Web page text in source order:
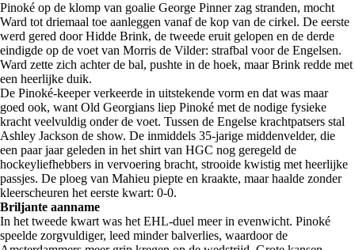
Pinoké op de klomp van goalie George Pinner zag stranden, mocht
Ward tot driemaal toe aanleggen vanaf de kop van de cirkel. De eerste
werd gered door Hidde Brink, de tweede eruit gelopen en de derde
eindigde op de voet van Morris de Vilder: strafbal voor de Engelsen.
Ward zette zich achter de bal, pushte in de hoek, maar Brink redde met
een heerlijke duik.
De Pinoké-keeper verkeerde in uitstekende vorm en dat was maar
goed ook, want Old Georgians liep Pinoké met de nodige fysieke
kracht veelvuldig onder de voet. Tussen de Engelse krachtpatsers stal
Ashley Jackson de show. De inmiddels 35-jarige middenvelder, die
een paar jaar geleden in het shirt van HGC nog geregeld de
hockeyliefhebbers in vervoering bracht, strooide kwistig met heerlijke
passjes. De ploeg van Mahieu piepte en kraakte, maar haalde zonder
kleerscheuren het eerste kwart: 0-0.
Briljante aanname
In het tweede kwart was het EHL-duel meer in evenwicht. Pinoké
speelde zorgvuldiger, leed minder balverlies, waardoor de